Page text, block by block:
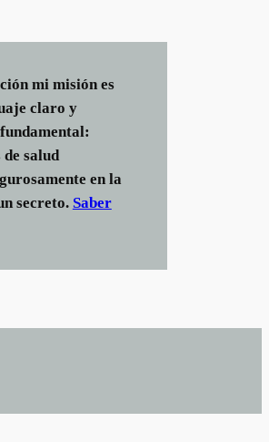
mi misión es
claro y
salud
en la
secreto. Saber